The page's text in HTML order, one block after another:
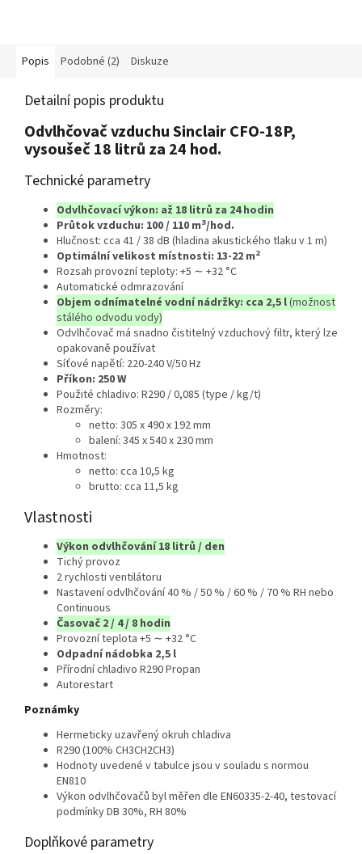
Popis Podobné (2) Diskuze
Detailní popis produktu
Odvlhčovač vzduchu Sinclair CFO-18P,
vysoušeč 18 litrů za 24 hod.
Technické parametry
Odvlhčovací výkon: až 18 litrů za 24 hodin
Průtok vzduchu: 100 / 110 m3/hod.
Hlučnost: cca 41 / 38 dB (hladina akustického tlaku v 1 m)
Optimální velikost místnosti: 13-22 m2
Rozsah provozní teploty: +5 ∼ +32 °C
Automatické odmrazování
Objem odnímatelné vodní nádržky: cca 2,5 l(možnost
stálého odvodu vody)
Odvlhčovač má snadno čistitelný vzduchový filtr, který lze
opakovaně používat
Síťové napětí: 220-240 V/50 Hz
Příkon: 250 W
Použité chladivo: R290 / 0,085 (type / kg/t)
Rozměry:
netto: 305 x 490 x 192 mm
balení: 345 x 540 x 230 mm
Hmotnost:
netto: cca 10,5 kg
brutto: cca 11,5 kg
Vlastnosti
Výkon odvlhčování 18 litrů / den
Tichý provoz
2 rychlosti ventilátoru
Nastavení odvlhčování 40 % / 50 % / 60 % / 70 % RH nebo
Continuous
Časovač 2 / 4 / 8 hodin
Provozní teplota +5 ∼ +32 °C
Odpadní nádobka 2,5 l
Přírodní chladivo R290 Propan
Autorestart
Poznámky
Hermeticky uzavřený okruh chladiva
R290 (100% CH3CH2CH3)
Hodnoty uvedené v tabulce jsou v souladu s normou
EN810
Výkon odvlhčovačů byl měřen dle EN60335-2-40, testovací
podmínky DB 30%, RH 80%
Doplňkové parametry